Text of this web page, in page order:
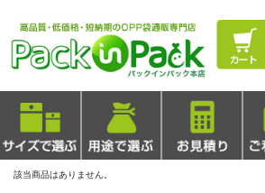
該当商品はありません。